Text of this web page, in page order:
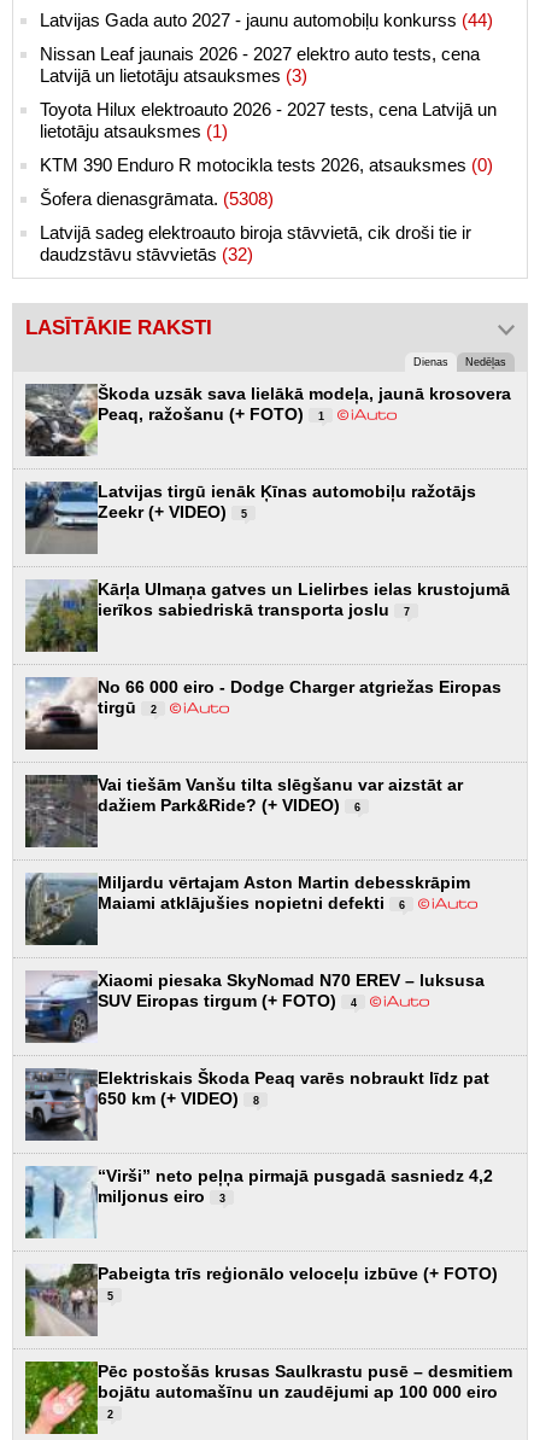
Latvijas Gada auto 2027 - jaunu automobiļu konkurss (44)
Nissan Leaf jaunais 2026 - 2027 elektro auto tests, cena
Latvijā un lietotāju atsauksmes (3)
Toyota Hilux elektroauto 2026 - 2027 tests, cena Latvijā un
lietotāju atsauksmes (1)
KTM 390 Enduro R motocikla tests 2026, atsauksmes (0)
Šofera dienasgrāmata. (5308)
Latvijā sadeg elektroauto biroja stāvvietā, cik droši tie ir
daudzstāvu stāvvietās (32)
LASĪTĀKIE RAKSTI
Dienas Nedēļas
Škoda uzsāk sava lielākā modeļa, jaunā krosovera
Peaq, ražošanu (+ FOTO)
1
Latvijas tirgū ienāk Ķīnas automobiļu ražotājs
Zeekr (+ VIDEO)
5
Kārļa Ulmaņa gatves un Lielirbes ielas krustojumā
ierīkos sabiedriskā transporta joslu
7
No 66 000 eiro - Dodge Charger atgriežas Eiropas
tirgū
2
Vai tiešām Vanšu tilta slēgšanu var aizstāt ar
dažiem Park&Ride? (+ VIDEO)
6
Miljardu vērtajam Aston Martin debesskrāpim
Maiami atklājušies nopietni defekti
6
Xiaomi piesaka SkyNomad N70 EREV – luksusa
SUV Eiropas tirgum (+ FOTO)
4
Elektriskais Škoda Peaq varēs nobraukt līdz pat
650 km (+ VIDEO)
8
“Virši” neto peļņa pirmajā pusgadā sasniedz 4,2
miljonus eiro
3
Pabeigta trīs reģionālo veloceļu izbūve (+ FOTO)
5
Pēc postošās krusas Saulkrastu pusē – desmitiem
bojātu automašīnu un zaudējumi ap 100 000 eiro
2